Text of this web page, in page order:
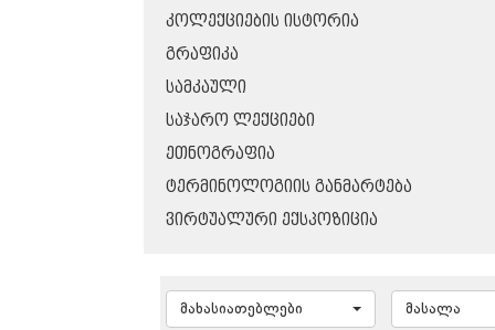
ᲙᲝᲚᲔᲥᲪᲘᲔᲑᲘᲡ ᲘᲡᲢᲝᲠᲘᲐ
ᲒᲠᲐᲤᲘᲙᲐ
ᲡᲐᲛᲙᲐᲣᲚᲘ
ᲡᲐᲯᲐᲠᲝ ᲚᲔᲥᲪᲘᲔᲑᲘ
ᲔᲗᲜᲝᲒᲠᲐᲤᲘᲐ
ᲢᲔᲠᲛᲘᲜᲝᲚᲝᲒᲘᲘᲡ ᲒᲐᲜᲛᲐᲠᲢᲔᲑᲐ
ᲕᲘᲠᲢᲣᲐᲚᲣᲠᲘ ᲔᲥᲡᲞᲝᲖᲘᲪᲘᲐ
მახასიათებლები მასალა